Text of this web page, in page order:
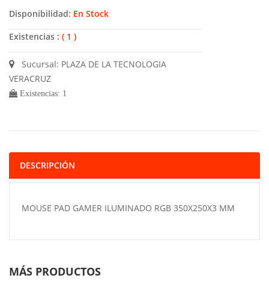
Disponibilidad: En Stock
Existencias : ( 1 )
Sucursal: PLAZA DE LA TECNOLOGIA
VERACRUZ
Existencias: 1
DESCRIPCIÓN
MOUSE PAD GAMER ILUMINADO RGB 350X250X3 MM
MÁS PRODUCTOS